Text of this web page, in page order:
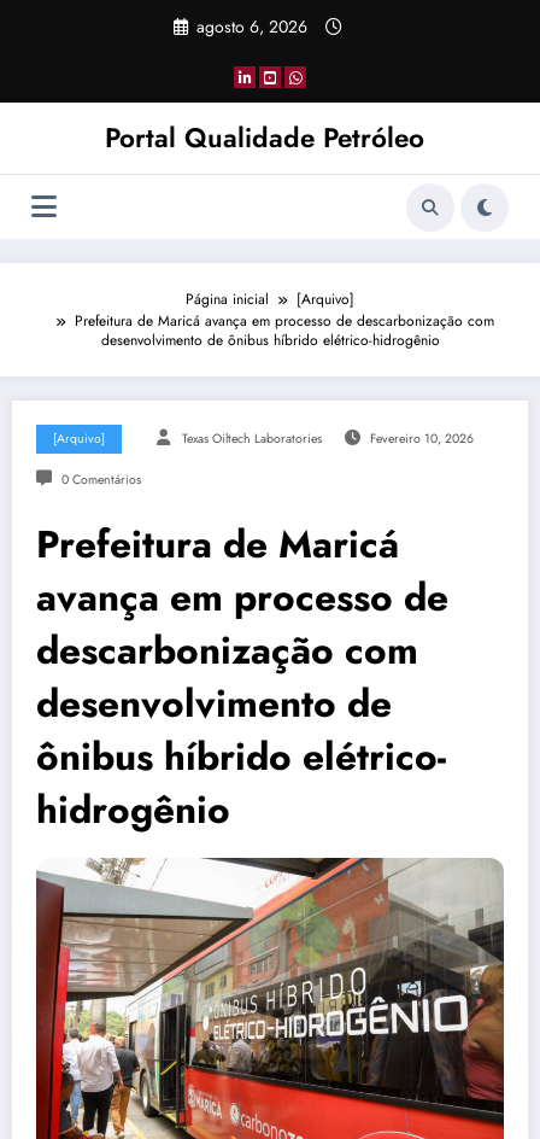
agosto 6, 2026
Portal Qualidade Petróleo
Página inicial
[Arquivo]
Prefeitura de Maricá avança em processo de descarbonização com
desenvolvimento de ônibus híbrido elétrico-hidrogênio
[Arquivo] Texas Oiltech Laboratories Fevereiro 10, 2026
0 Comentários
Prefeitura de Maricá
avança em processo de
descarbonização com
desenvolvimento de
ônibus híbrido elétrico-
hidrogênio